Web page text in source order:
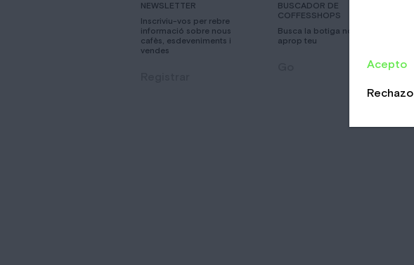
NEWSLETTER
Inscriviu-vos per rebre
informació sobre nous
cafès, esdeveniments i
vendes
BUSCADOR DE
COFFESSHOPS
Busca la botiga nomad mes
aprop teu
Acepto
Rechazo